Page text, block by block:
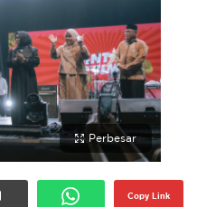
Perbesar
Copy Link